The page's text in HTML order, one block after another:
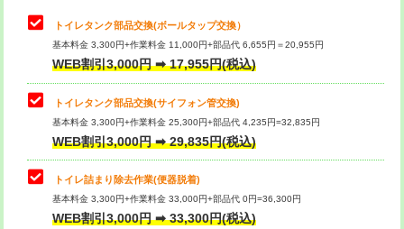
トイレタンク部品交換(ボールタップ交換）
基本料金 3,300円+作業料金 11,000円+部品代 6,655円＝20,955円
WEB割引3,000円 ➡ 17,955円(税込)
トイレタンク部品交換(サイフォン管交換)
基本料金 3,300円+作業料金 25,300円+部品代 4,235円=32,835円
WEB割引3,000円 ➡ 29,835円(税込)
トイレ詰まり除去作業(便器脱着)
基本料金 3,300円+作業料金 33,000円+部品代 0円=36,300円
WEB割引3,000円 ➡ 33,300円(税込)